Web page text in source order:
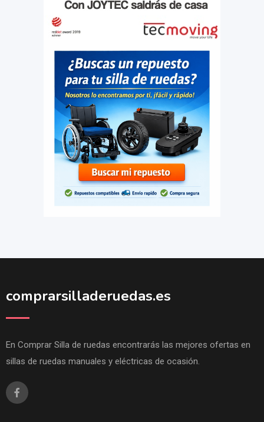
comprarsilladeruedas.es
En Comprar Silla de ruedas encontrarás las mejores ofertas en
sillas de ruedas manuales y eléctricas de ocasión.